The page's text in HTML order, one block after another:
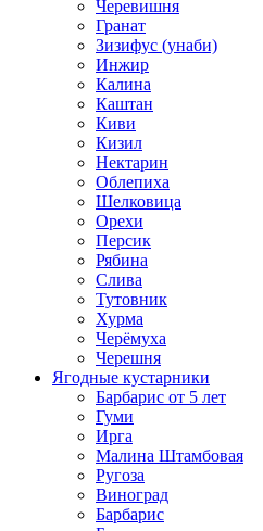
Черевишня
Гранат
Зизифус (унаби)
Инжир
Калина
Каштан
Киви
Кизил
Нектарин
Облепиха
Шелковица
Орехи
Персик
Рябина
Слива
Тутовник
Хурма
Черёмуха
Черешня
Ягодные кустарники
Барбарис от 5 лет
Гуми
Ирга
Малина Штамбовая
Ругоза
Виноград
Барбарис